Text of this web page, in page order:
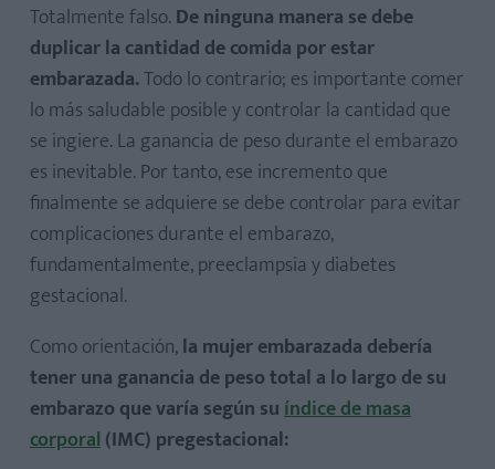
Totalmente falso. De ninguna manera se debe
duplicar la cantidad de comida por estar
embarazada.Todo lo contrario; es importante comer
lo más saludable posible y controlar la cantidad que
se ingiere. La ganancia de peso durante el embarazo
es inevitable. Por tanto, ese incremento que
finalmente se adquiere se debe controlar para evitar
complicaciones durante el embarazo,
fundamentalmente, preeclampsia y diabetes
gestacional.
Como orientación,la mujer embarazada debería
tener una ganancia de peso total a lo largo de su
embarazo que varía según suíndice de masa
corporal(IMC) pregestacional: